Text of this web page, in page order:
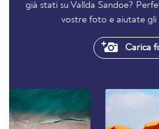
già stati su Vallda Sandoe?
vostre foto e aiutate gli
Carica